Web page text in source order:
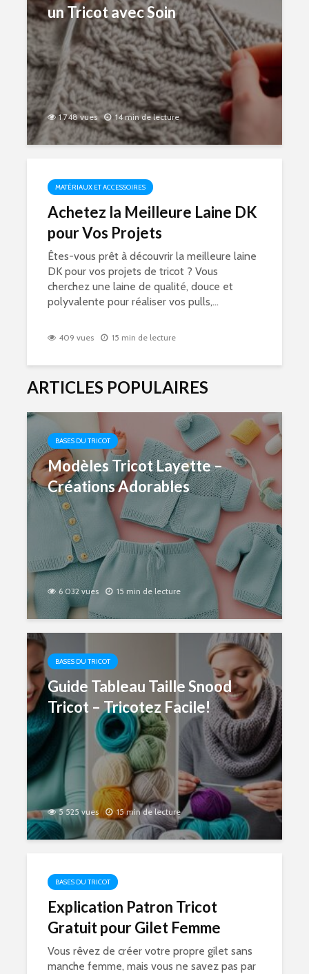
un Tricot avec Soin
1 748 vues 14 min de lecture
MATÉRIAUX ET ACCESSOIRES
Achetez la Meilleure Laine DK
pour Vos Projets
Êtes-vous prêt à découvrir la meilleure laine
DK pour vos projets de tricot ? Vous
cherchez une laine de qualité, douce et
polyvalente pour réaliser vos pulls,...
409 vues 15 min de lecture
ARTICLES POPULAIRES
BASES DU TRICOT
Modèles Tricot Layette –
Créations Adorables
6 032 vues 15 min de lecture
BASES DU TRICOT
Guide Tableau Taille Snood
Tricot – Tricotez Facile!
5 525 vues 15 min de lecture
BASES DU TRICOT
Explication Patron Tricot
Gratuit pour Gilet Femme
Vous rêvez de créer votre propre gilet sans
manche femme, mais vous ne savez pas par